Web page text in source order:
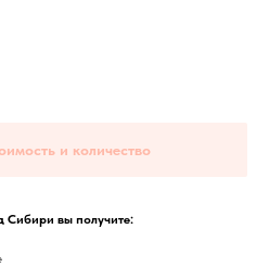
и количество
Сибири вы получите: